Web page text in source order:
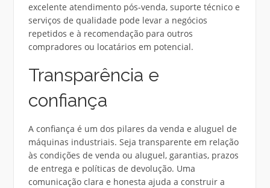
excelente atendimento pós-venda, suporte técnico e
serviços de qualidade pode levar a negócios
repetidos e à recomendação para outros
compradores ou locatários em potencial.
Transparência e
confiança
A confiança é um dos pilares da venda e aluguel de
máquinas industriais. Seja transparente em relação
às condições de venda ou aluguel, garantias, prazos
de entrega e políticas de devolução. Uma
comunicação clara e honesta ajuda a construir a